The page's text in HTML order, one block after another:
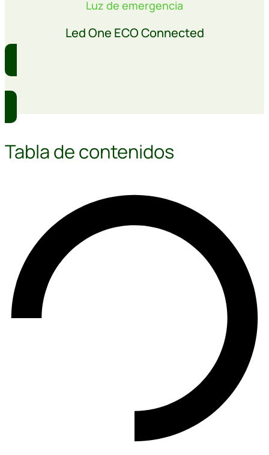
Luz de emergencia
Led One ECO Connected
Tabla de contenidos